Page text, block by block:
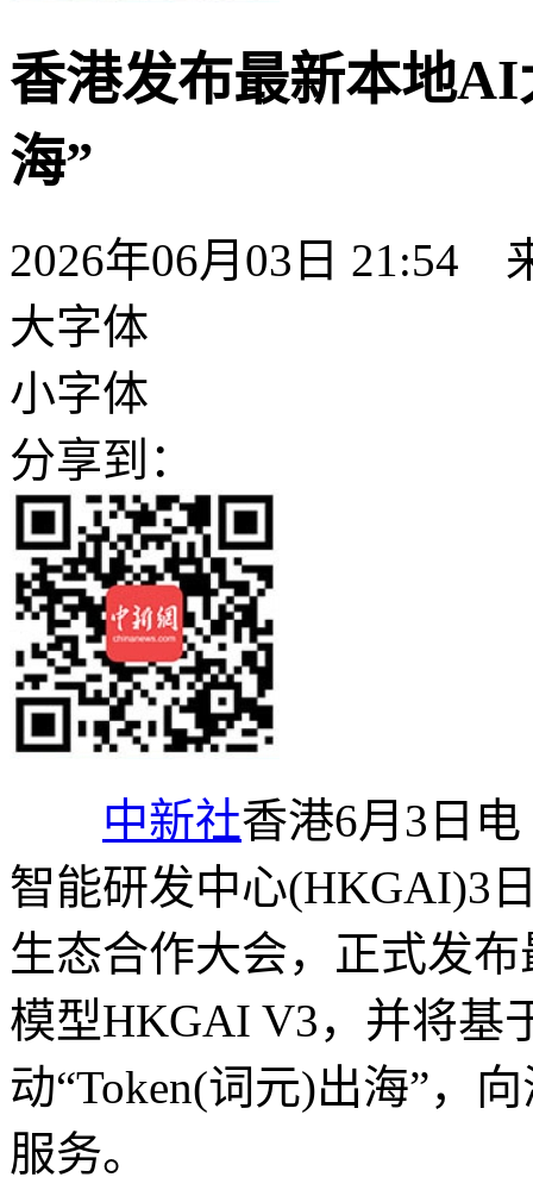
香港发布最新本地AI
海”
2026年06月03日 21:54
大字体
小字体
分享到：
中新社香港6月3日
智能研发中心(HKGAI)3
生态合作大会，正式发
模型HKGAI V3，并将基
动“Token(词元)出海”，
服务。